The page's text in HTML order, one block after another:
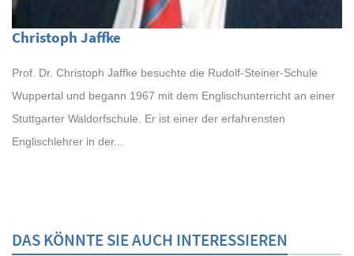
Christoph Jaffke
Prof. Dr. Christoph Jaffke besuchte die Rudolf-Steiner-Schule
Wuppertal und begann 1967 mit dem Englischunterricht an einer
Stuttgarter Waldorfschule. Er ist einer der erfahrensten
Englischlehrer in der...
DAS KÖNNTE SIE AUCH INTERESSIEREN